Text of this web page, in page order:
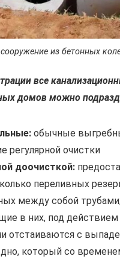
из бетонных
все
домов можно
обычные
регулярной очистки
доочисткой:
переливных
между собой
в них, под действием
отстаиваются с
дно, который со